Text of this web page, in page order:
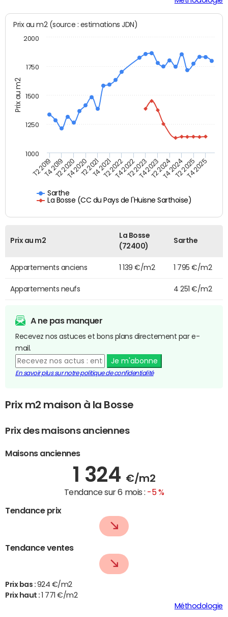
Prix au m2
Prix au m2 (source : estimations JDN)
Sarthe
La Bosse (CC du Pays de l'Huisne Sarthoise)
T2 2019T4 2019T2 2020T4 2020T2 2021T4 2021T2 2022T4 2022T2 2023T4 2023T2 2024T4 2024T2 2025T4 2025
1000
1250
1500
1750
2000
Prix au m2
La Bosse
(72400)
Sarthe
Appartements anciens 1 139 €/m2 1 795 €/m2
Appartements neufs 4 251 €/m2
A ne pas manquer
Recevez nos astuces et bons plans directement par e-
mail.
Je m'abonne
En savoir plus sur notre politique de confidentialité
Prix m2 maison à la Bosse
Prix des maisons anciennes
Maisons anciennes
1 324 €/m2
Tendance sur 6 mois : -5 %
Tendance prix
Tendance ventes
Prix bas : 924 €/m2
Prix haut :
1 771 €/m2
Méthodologie